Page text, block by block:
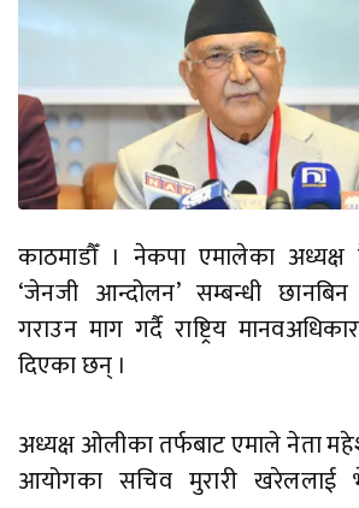
काठमाडौँ । नेकपा एमालेका
‘जेनजी आन्दोलन’ सम्बन्धी
गराउन माग गर्दै राष्ट्रिय
दिएका छन् ।
अध्यक्ष ओलीका तर्फबाट एमाले नेता
आयोगका सचिव मुरारी खरेललाई